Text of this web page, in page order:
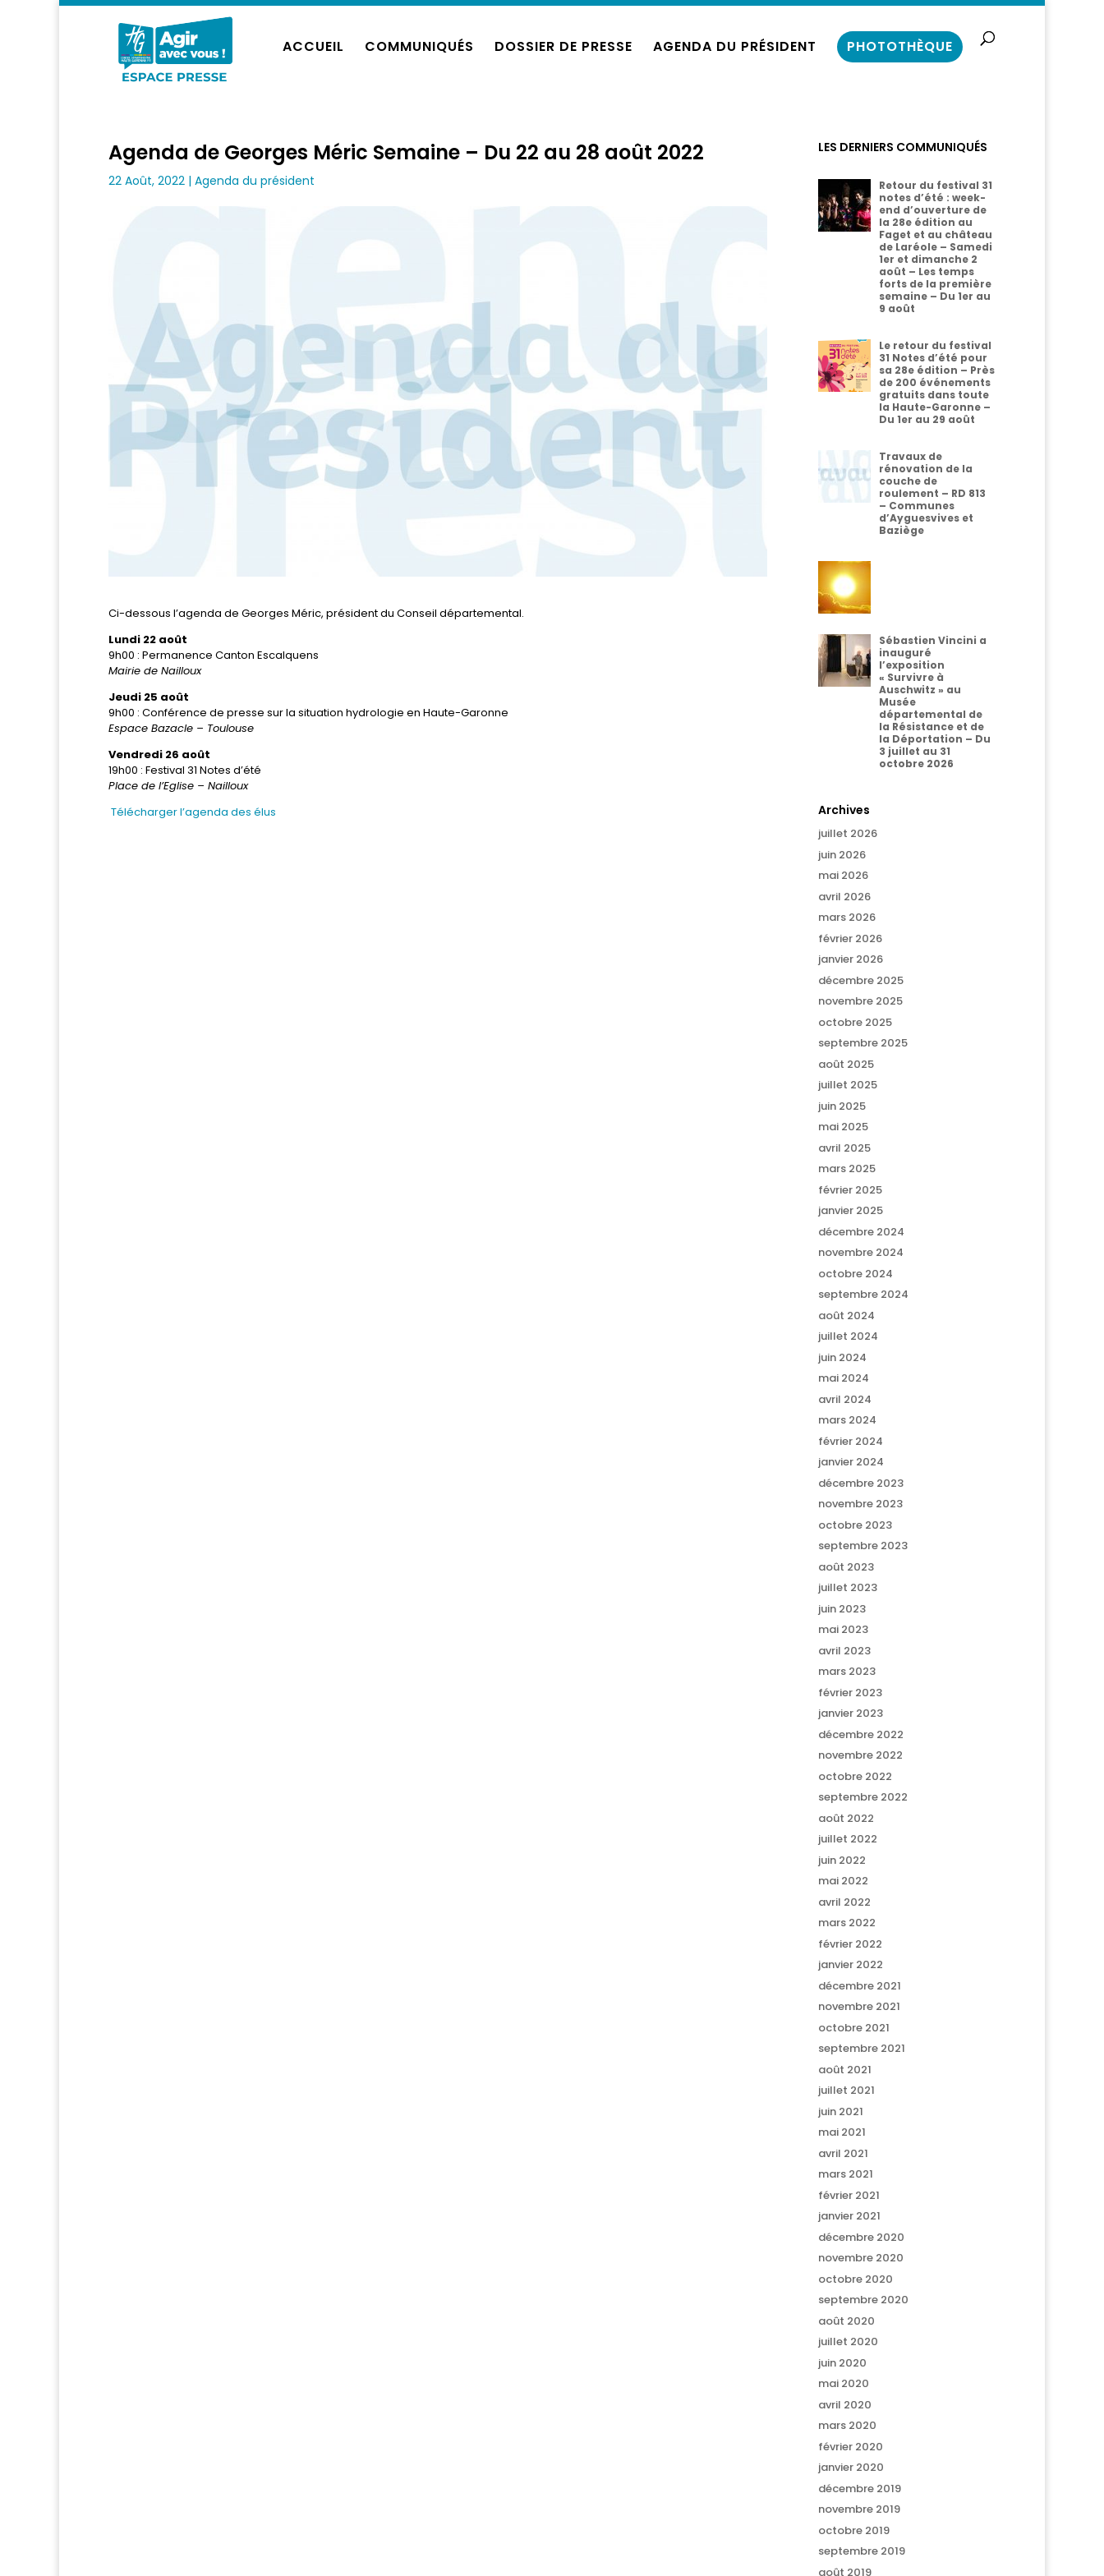
ACCUEIL COMMUNIQUÉS DOSSIER DE PRESSE AGENDA DU PRÉSIDENT PHOTOTHÈQUE
Agenda de Georges Méric Semaine – Du 22 au 28 août 2022
22 Août, 2022 | Agenda du président
Ci-dessous l’agenda de Georges Méric, président du Conseil départemental.
Lundi 22 août
9h00 : Permanence Canton Escalquens
Mairie de Nailloux
Jeudi 25 août
9h00 : Conférence de presse sur la situation hydrologie en Haute-Garonne
Espace Bazacle – Toulouse
Vendredi 26 août
19h00 : Festival 31 Notes d’été
Place de l’Eglise – Nailloux
Télécharger l’agenda des élus
LES DERNIERS COMMUNIQUÉS
Retour du festival 31
notes d’été : week-
end d’ouverture de
la 28e édition au
Faget et au château
de Laréole – Samedi
1er et dimanche 2
août – Les temps
forts de la première
semaine – Du 1er au
9 août
Le retour du festival
31 Notes d’été pour
sa 28e édition – Près
de 200 événements
gratuits dans toute
la Haute-Garonne –
Du 1er au 29 août
Travaux de
rénovation de la
couche de
roulement – RD 813
– Communes
d’Ayguesvives et
Baziège
Sébastien Vincini a
inauguré
l’exposition
« Survivre à
Auschwitz » au
Musée
départemental de
la Résistance et de
la Déportation – Du
3 juillet au 31
octobre 2026
Archives
juillet 2026
juin 2026
mai 2026
avril 2026
mars 2026
février 2026
janvier 2026
décembre 2025
novembre 2025
octobre 2025
septembre 2025
août 2025
juillet 2025
juin 2025
mai 2025
avril 2025
mars 2025
février 2025
janvier 2025
décembre 2024
novembre 2024
octobre 2024
septembre 2024
août 2024
juillet 2024
juin 2024
mai 2024
avril 2024
mars 2024
février 2024
janvier 2024
décembre 2023
novembre 2023
octobre 2023
septembre 2023
août 2023
juillet 2023
juin 2023
mai 2023
avril 2023
mars 2023
février 2023
janvier 2023
décembre 2022
novembre 2022
octobre 2022
septembre 2022
août 2022
juillet 2022
juin 2022
mai 2022
avril 2022
mars 2022
février 2022
janvier 2022
décembre 2021
novembre 2021
octobre 2021
septembre 2021
août 2021
juillet 2021
juin 2021
mai 2021
avril 2021
mars 2021
février 2021
janvier 2021
décembre 2020
novembre 2020
octobre 2020
septembre 2020
août 2020
juillet 2020
juin 2020
mai 2020
avril 2020
mars 2020
février 2020
janvier 2020
décembre 2019
novembre 2019
octobre 2019
septembre 2019
août 2019